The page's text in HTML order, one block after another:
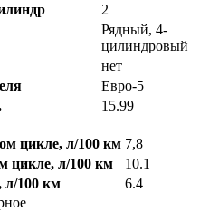
2
Рядный, 4-
цилиндровый
нет
Евро-5
15.99
цикле, л/100 км 7,8
цикле, л/100 км
10.1
л/100 км
6.4